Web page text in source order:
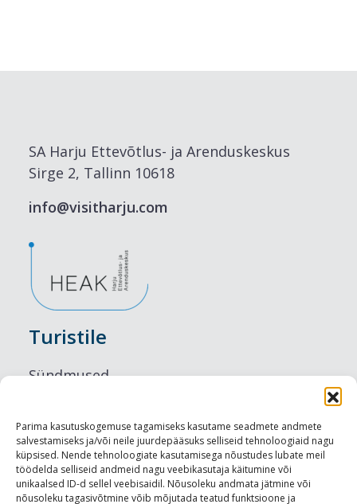
Parima kasutuskogemuse tagamiseks kasutame seadmete andmete
salvestamiseks ja/või neile juurdepääsuks selliseid tehnoloogiaid nagu
küpsised. Nende tehnoloogiate kasutamisega nõustudes lubate meil
töödelda selliseid andmeid nagu veebikasutaja käitumine või
unikaalsed ID-d sellel veebisaidil. Nõusoleku andmata jätmine või
nõusoleku tagasivõtmine võib mõjutada teatud funktsioone ja
SA Harju Ettevõtlus- ja Arenduskeskus
Sirge 2, Tallinn 10618
info@visitharju.com
Turistile
Sündmused
Maitseelamused
Vaatamisväärsused